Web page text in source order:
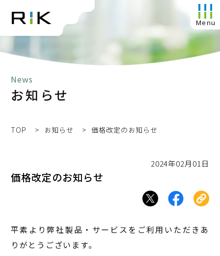
News
お知らせ
TOP お知らせ 価格改定のお知らせ
2024年02月01日
価格改定のお知らせ
平素より弊社製品・サービスをご利用いただきあ
りがとうございます。